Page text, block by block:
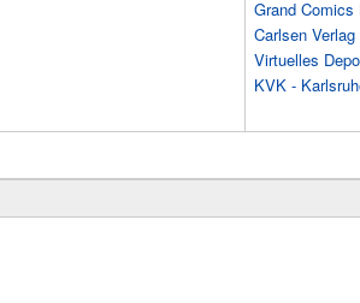
Grand Comics
Carlsen Verlag
Virtuelles
KVK -